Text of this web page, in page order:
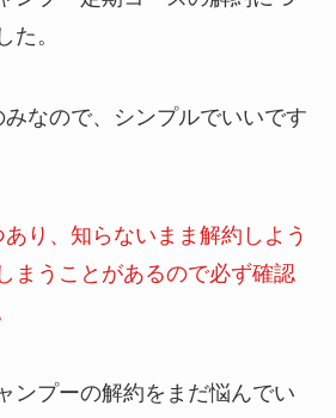
た。
なので、シンプルでいいです
り、知らないまま解約しよう
まうことがあるので必ず確認
ンプーの解約をまだ悩んでい